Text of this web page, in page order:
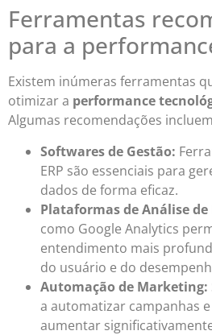
Ferramentas
para a
Existem inúmeras ferramentas
otimizar a performance
Algumas recomendações
Softwares de Gestão:
ERP são essenciais para
dados de forma eficaz.
Plataformas de Análise de
como Google Analytics
entendimento mais
do usuário e do
Automação de Marketing:
a automatizar campanhas
aumentar